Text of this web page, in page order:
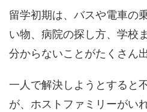
留学初期は、バスや電車の
い物、病院の探し方、学校
分からないことがたくさん
一人で解決しようとすると
が、ホストファミリーがい